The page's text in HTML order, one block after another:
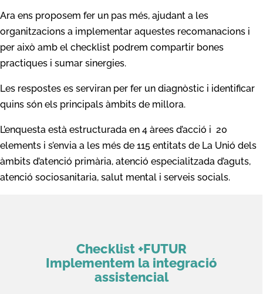
Ara ens proposem fer un pas més, ajudant a les
organitzacions a implementar aquestes recomanacions i
per això amb el checklist podrem compartir bones
practiques i sumar sinergies.
Les respostes es serviran per fer un diagnòstic i identificar
quins són els principals àmbits de millora.
L’enquesta està estructurada en 4 àrees d’acció i 20
elements i s’envia a les més de 115 entitats de La Unió dels
àmbits d’atenció primària, atenció especialitzada d’aguts,
atenció sociosanitaria, salut mental i serveis socials.
Checklist +FUTUR
Implementem la integració
assistencial